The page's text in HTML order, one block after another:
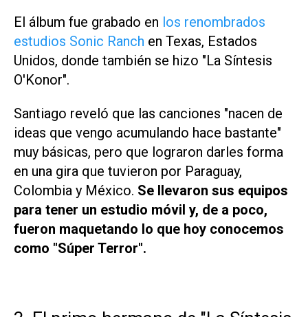
El álbum fue grabado en los renombrados
estudios Sonic Ranch en Texas, Estados
Unidos, donde también se hizo "La Síntesis
O'Konor".
Santiago reveló que las canciones "nacen de
ideas que vengo acumulando hace bastante"
muy básicas, pero que lograron darles forma
en una gira que tuvieron por Paraguay,
Colombia y México. Se llevaron sus equipos
para tener un estudio móvil y, de a poco,
fueron maquetando lo que hoy conocemos
como "Súper Terror".